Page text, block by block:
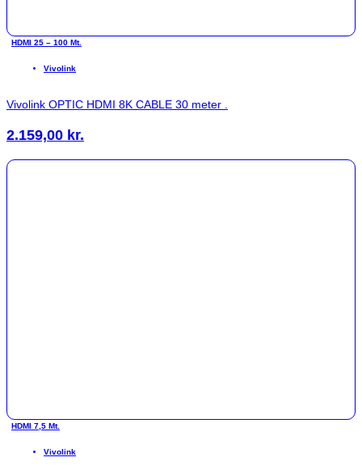
HDMI 25 – 100 Mt.
Vivolink
Vivolink OPTIC HDMI 8K CABLE 30 meter .
2.159,00 kr.
HDMI 7,5 Mt.
Vivolink